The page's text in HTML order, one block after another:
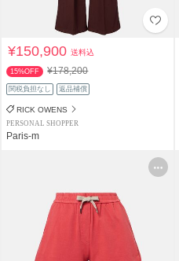
¥150,900送料込
15%OFF ¥178,200
関税負担なし 返品補償
RICK OWENS
PERSONAL SHOPPER
Paris-m